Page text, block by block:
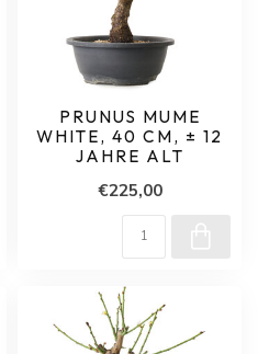
PRUNUS MUME
WHITE, 40 CM, ± 12
JAHRE ALT
€225,00